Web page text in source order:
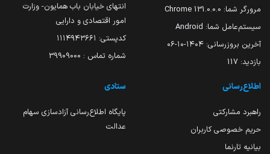
مرورگر شما: 131.0.0.0 Chrome
سیستم‌عامل شما: Android
آخرین بروزرسانی: ۱۴۰۴-۱۰-۰۶
بازدید: 117
انتهای خیابان باب همایون- وزارت
امور اقتصادی و دارایی
کدپستی: ۱۱۱۴۹۴۳۶۶۱
شماره تماس : 39909000
اطلاع‌رسانی
راهبرد مشارکتی
حریم خصوصی کاربران
بیانیه تارنما
ستادی
پایگاه اطلاع‌رسانی آزادسازی سهام
عدالت